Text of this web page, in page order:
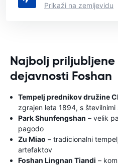
Prikaži na zemljevidu
Najbolj
dejavnosti Foshan
Tempelj prednikov družine
zgrajen leta 1894, s
Park Shunfengshan – velik
pagodo
Zu Miao – tradicionalni
artefaktov
Foshan Lingnan Tiandi –